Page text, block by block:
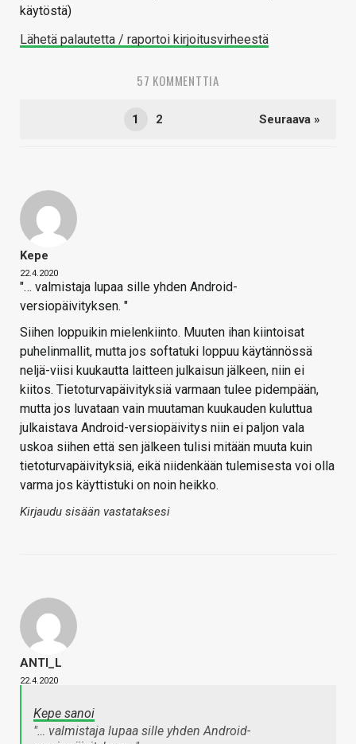
käytöstä)
Lähetä palautetta / raportoi kirjoitusvirheestä
57 KOMMENTTIA
1 2 Seuraava »
Kepe
22.4.2020
"… valmistaja lupaa sille yhden Android-
versiopäivityksen. "
Siihen loppuikin mielenkiinto. Muuten ihan kiintoisat
puhelinmallit, mutta jos softatuki loppuu käytännössä
neljä-viisi kuukautta laitteen julkaisun jälkeen, niin ei
kiitos. Tietoturvapäivityksiä varmaan tulee pidempään,
mutta jos luvataan vain muutaman kuukauden kuluttua
julkaistava Android-versiopäivitys niin ei paljon vala
uskoa siihen että sen jälkeen tulisi mitään muuta kuin
tietoturvapäivityksiä, eikä niidenkään tulemisesta voi olla
varma jos käyttistuki on noin heikko.
Kirjaudu sisään vastataksesi
ANTI_L
22.4.2020
Kepe sanoi
"… valmistaja lupaa sille yhden Android-